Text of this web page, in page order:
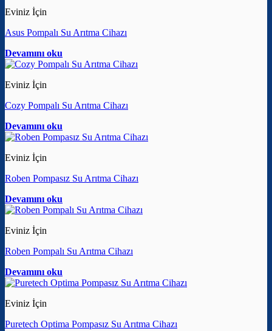
Eviniz İçin
Asus Pompalı Su Arıtma Cihazı
Devamını oku
Eviniz İçin
Cozy Pompalı Su Arıtma Cihazı
Devamını oku
Eviniz İçin
Roben Pompasız Su Arıtma Cihazı
Devamını oku
Eviniz İçin
Roben Pompalı Su Arıtma Cihazı
Devamını oku
Eviniz İçin
Puretech Optima Pompasız Su Arıtma Cihazı